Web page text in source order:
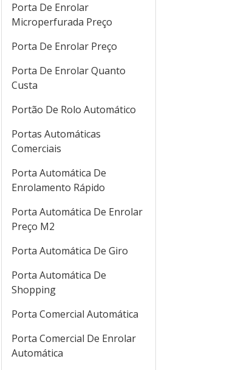
Porta De Enrolar
Microperfurada Preço
Porta De Enrolar Preço
Porta De Enrolar Quanto
Custa
Portão De Rolo Automático
Portas Automáticas
Comerciais
Porta Automática De
Enrolamento Rápido
Porta Automática De Enrolar
Preço M2
Porta Automática De Giro
Porta Automática De
Shopping
Porta Comercial Automática
Porta Comercial De Enrolar
Automática